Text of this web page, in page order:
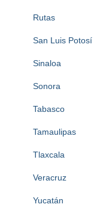
Rutas
San Luis Potosí
Sinaloa
Sonora
Tabasco
Tamaulipas
Tlaxcala
Veracruz
Yucatán